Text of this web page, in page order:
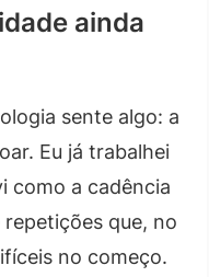
ainda
sente algo: a
Eu já trabalhei
como a cadência
que, no
no começo.